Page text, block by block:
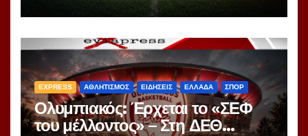
EXPRESS ΑΘΛΗΤΙΣΜΟΣ ΕΙΔΗΣΕΙΣ ΕΛΛΑΔΑ ΣΠΟΡ
Ολυμπιακός: Έρχεται το «ΣΕΦ
του μέλλοντος» – Στη ΔΕΘ